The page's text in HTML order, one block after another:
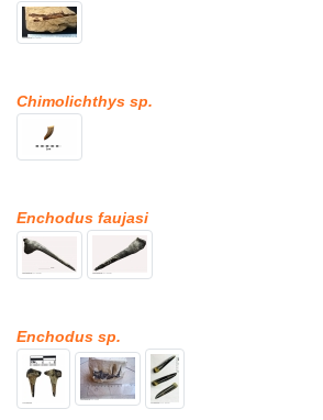
Chimolichthys sp.
Enchodus faujasi
Enchodus sp.